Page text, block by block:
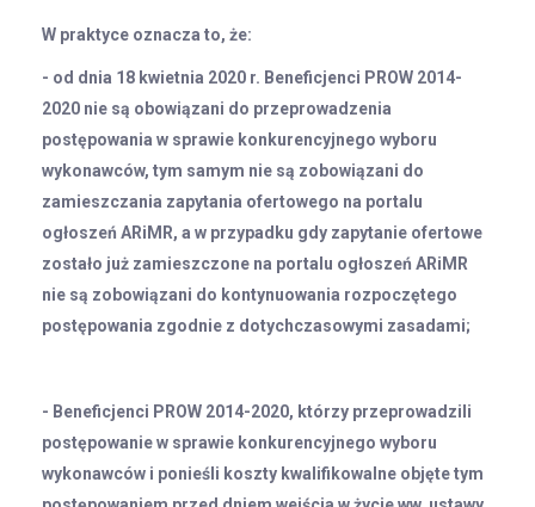
W praktyce oznacza to, że:
- od dnia 18 kwietnia 2020 r. Beneficjenci PROW 2014-
2020 nie są obowiązani do przeprowadzenia
postępowania w sprawie konkurencyjnego wyboru
wykonawców, tym samym nie są zobowiązani do
zamieszczania zapytania ofertowego na portalu
ogłoszeń ARiMR, a w przypadku gdy zapytanie ofertowe
zostało już zamieszczone na portalu ogłoszeń ARiMR
nie są zobowiązani do kontynuowania rozpoczętego
postępowania zgodnie z dotychczasowymi zasadami;
- Beneficjenci PROW 2014-2020, którzy przeprowadzili
postępowanie w sprawie konkurencyjnego wyboru
wykonawców i ponieśli koszty kwalifikowalne objęte tym